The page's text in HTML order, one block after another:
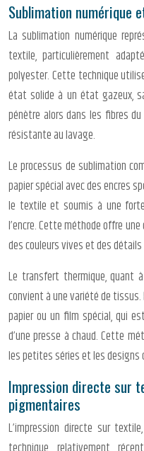
Sublimation numérique
La sublimation numérique
textile, particulièrement
polyester. Cette technique
état solide à un état gazeux,
pénètre alors dans les fibres
résistante au lavage.
Le processus de sublimation
papier spécial avec des encres
le textile et soumis à une
l’encre. Cette méthode offre
des couleurs vives et des
Le transfert thermique, quant
convient à une variété de tissus.
papier ou un film spécial, qui
d’une presse à chaud. Cette
les petites séries et les designs
Impression directe sur
pigmentaires
L’impression directe sur